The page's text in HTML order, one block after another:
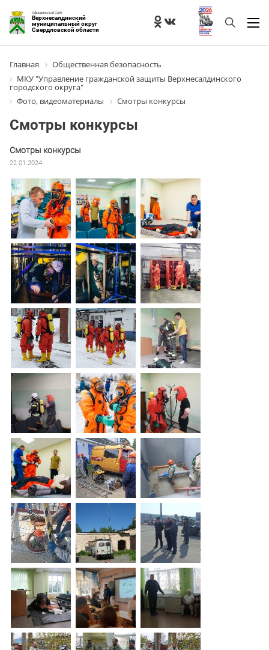
Официальный Сайт
Верхнесалдинский
муниципальный округ
Свердловской области
Главная
Общественная безопасность
МКУ "Управление гражданской защиты Верхнесалдинского
городского округа"
Фото, видеоматериалы
Смотры конкурсы
Смотры конкурсы
Смотры конкурсы
22.01.2024